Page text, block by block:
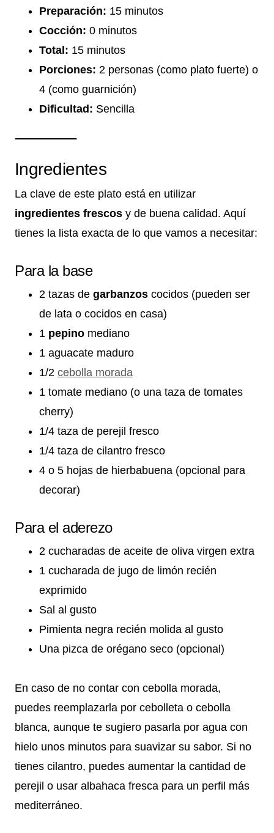
Preparación: 15 minutos
Cocción: 0 minutos
Total: 15 minutos
Porciones: 2 personas (como plato fuerte) o
4 (como guarnición)
Dificultad: Sencilla
Ingredientes
La clave de este plato está en utilizar
ingredientes frescos y de buena calidad. Aquí
tienes la lista exacta de lo que vamos a necesitar:
Para la base
2 tazas de garbanzos cocidos (pueden ser
de lata o cocidos en casa)
1 pepino mediano
1 aguacate maduro
1/2 cebolla morada
1 tomate mediano (o una taza de tomates
cherry)
1/4 taza de perejil fresco
1/4 taza de cilantro fresco
4 o 5 hojas de hierbabuena (opcional para
decorar)
Para el aderezo
2 cucharadas de aceite de oliva virgen extra
1 cucharada de jugo de limón recién
exprimido
Sal al gusto
Pimienta negra recién molida al gusto
Una pizca de orégano seco (opcional)
En caso de no contar con cebolla morada,
puedes reemplazarla por cebolleta o cebolla
blanca, aunque te sugiero pasarla por agua con
hielo unos minutos para suavizar su sabor. Si no
tienes cilantro, puedes aumentar la cantidad de
perejil o usar albahaca fresca para un perfil más
mediterráneo.